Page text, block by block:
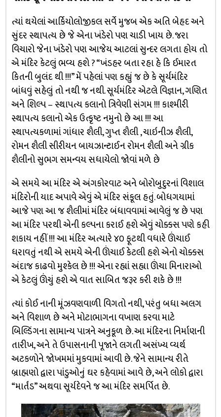
ત્યાં થયેલાં આર્કિયોલોજીકલ સર્વે મુજબ એક અતિ બેહદ અને
સુંદર સ્થાપત્ય છે જે એના ખંડેરો પણ ચાડી ખાય છે. જરા
વિચારો જેના ખંડેરો પણ આજેય આટલાં સુન્દર લગતા હોય તો
એ મંદિર કેટલું ભવ્ય હશે ? “ખંડહર બતા રહા હે કિ ઈમારત
કિતની બુલંદ થી !!!” મેં પહેલાં પણ કહ્યું જ છે કે સૂર્યમંદિર
બાંધવું સહેલું તો નથી જ નથી. સૂર્યમંદિર એટલે વિજ્ઞાન, ગણિત
અને શિલ્પ – સ્થાપત્ય કલાનો ત્રિવેણી સંગમ !!! કાશ્મીરી
સ્થાપત્ય કલાનો એક ઉત્કૃષ્ટ નમુનો છે આ !!! આ
સ્થાપત્યકળામાં ગાંધાર શૈલી, ગુપ્ત શૈલી , ચાઇનીઝ શૈલી,
રોમન શૈલી સીરીયન બાયઝાન્ટાઈન રોમન શૈલી અને ગ્રીક
શૈલીનો સુભગ સમન્વય સધાયેલો જોવાં મળે છે
એ સમયે આ મંદિર એ અંગકોરવાટ અને બોરોબુદુરનાં વિશાલ
મંદિરોની યાદ અપાવે એવું એ મંદિર સંકૂલ હતું. બોધગયામાં
આજે પણ આ જ શૈલીમાં મંદિર બંધાવવામાં આવેલું જ છે પણ
આ મંદિર પરથી એની કલ્પના કરાઈ હશે એવું ચોક્કસ પણે કહી
શકાય નહીં !!! આ મંદિર અત્યારે ૪૦ ફૂટથી વધારે ઊંચાઈ
ધરાવતું નથી એ સમયે એની ઊંચાઈ કેટલી હશે એનો ચોક્કસ
અંદાજ કાઢવો મુશ્કેલ છે !!! એના રહ્યાં સહ્યા ઊંચા મિનારાઓ
એ કેટલું ઊંચું હશે એ વાત સાબિત જરૂર કરી શકે છે !!!
ત્યાં કોઈ નાની મૂંઝવણવાળી વિગતો નથી, પરંતુ બધા અલગ
અને વિશાળ છે અને મોટાભાગના વખાણ કરવા માટે
બિલ્ડિંગના સામાન્ય પાત્રને અનુકૂળ છે. આ મંદિરના નિર્માણની
તારીખ, અને તે ઉપાસનાની પૂજાને લગતી અસંખ્ય વ્યર્થ
અટકળોને જોખમમાં મુકવામાં આવી છે. જેને સામાન્ય રીતે
બ્રાહ્મણો દ્વારા પાંડુઓનું ઘર કહેવામાં આવે છે, અને લોકો દ્વારા
“માર્તંડ” અથવા સૂર્યદેવને જ આ મંદિર સમર્પિત છે.